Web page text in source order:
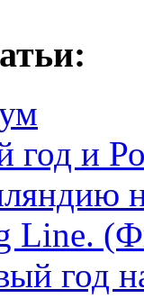
год и
Line.
год